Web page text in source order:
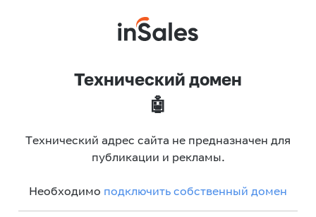
Технический домен
🤖
Технический адрес сайта не предназначен для
публикации и рекламы.
Необходимо подключить собственный домен